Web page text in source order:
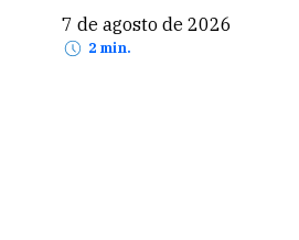
7 de agosto de 2026
2 min.